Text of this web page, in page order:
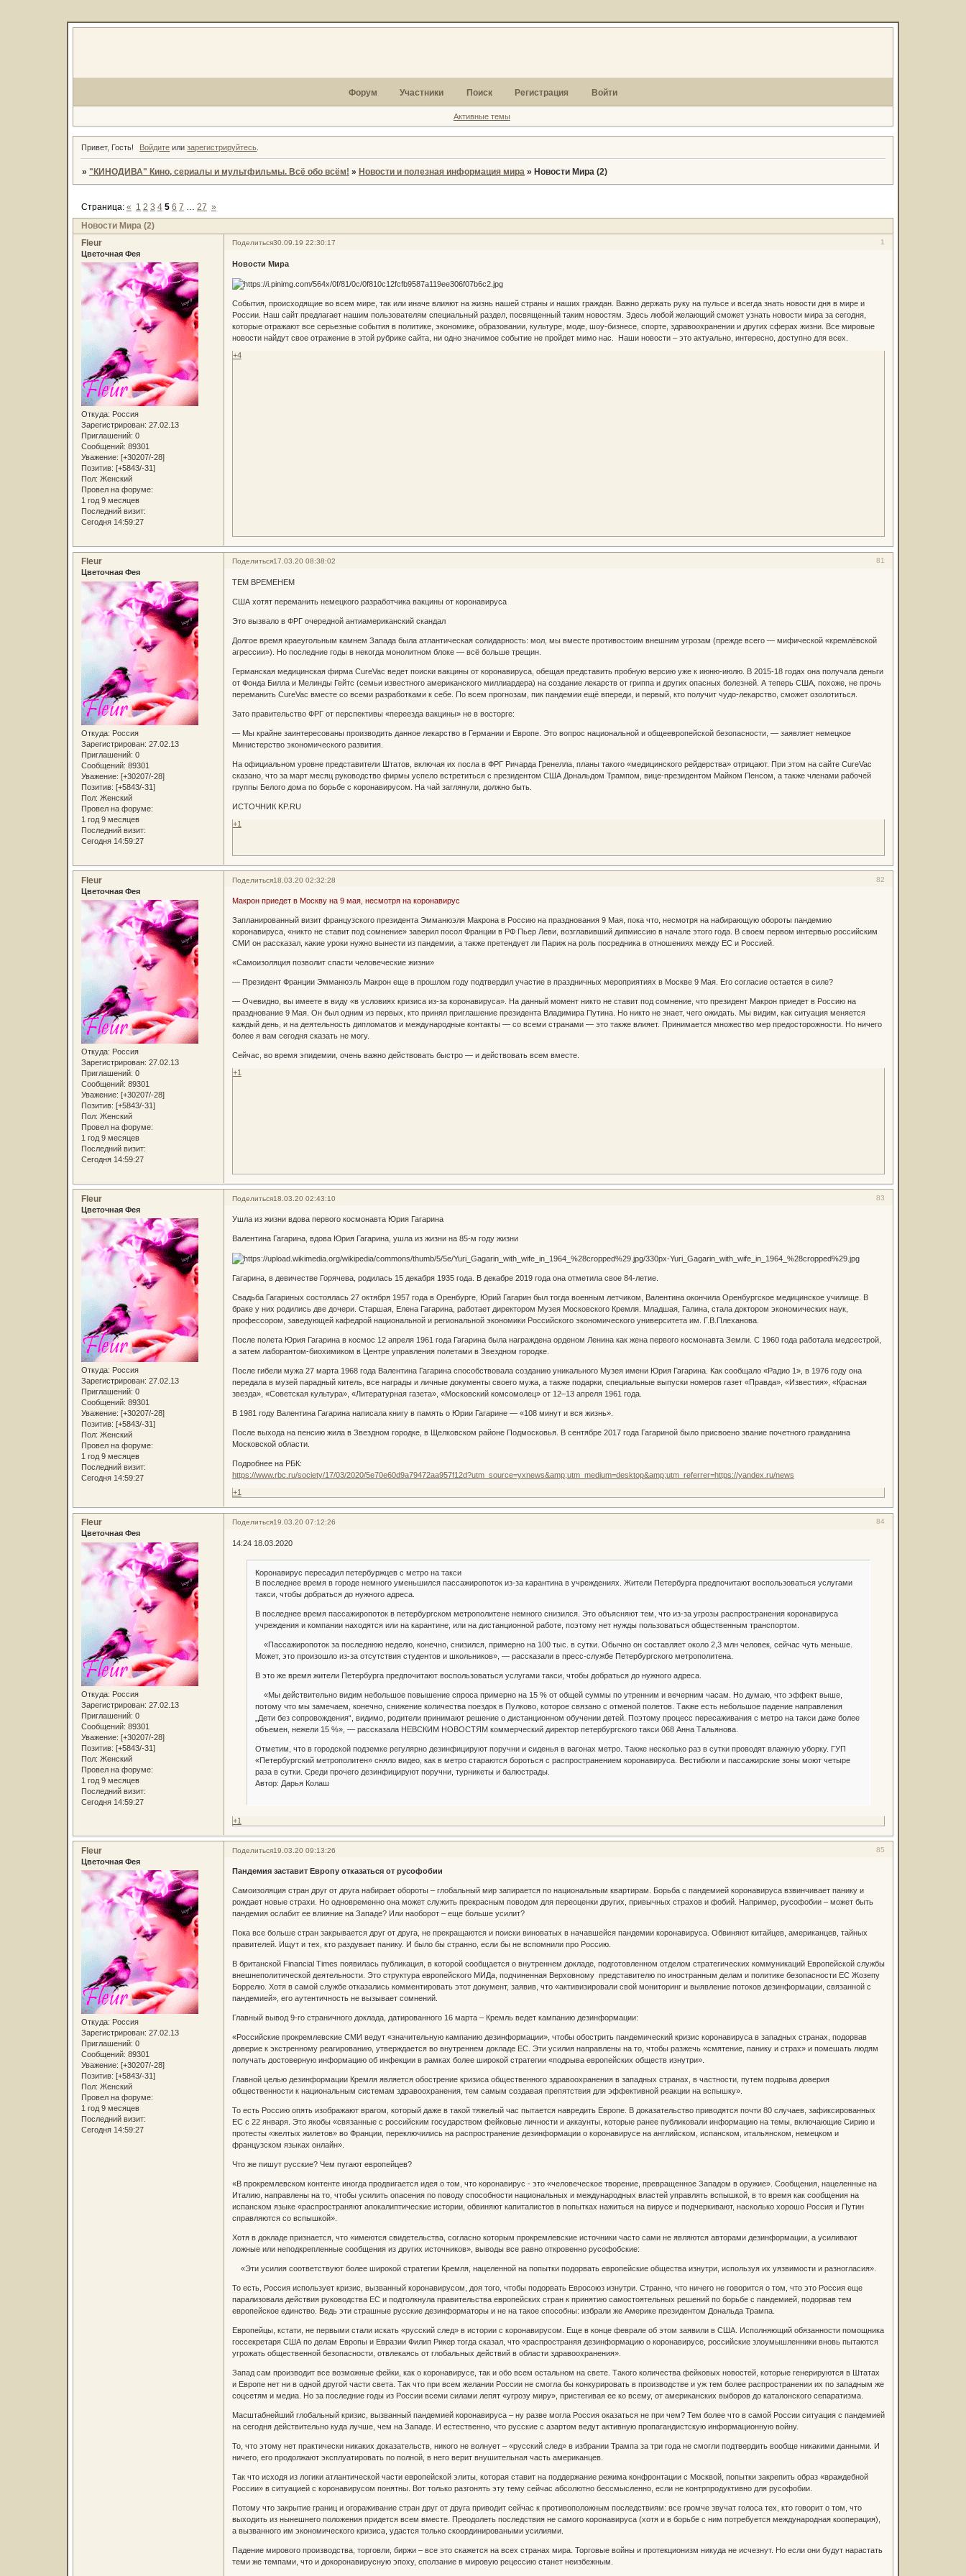
Форум Участники Поиск Регистрация Войти
Активные темы
Привет, Гость! Войдите илизарегистрируйтесь
» "КИНОДИВА" Кино, сериалы и мультфильмы. Всё обо всём! » Новости и полезная информация мира » Новости Мира (2)
Новости Мира (2)
Страница: « 1 2 3 4 5 6 7 … 27 »
Поделиться 1
30.09.19 22:30:17
Fleur
Цветочная Фея
Откуда: Россия
Зарегистрирован: 27.02.13
Приглашений: 0
Сообщений: 89301
Уважение: [+30207/-28]
Позитив: [+5843/-31]
Пол: Женский
Провел на форуме:
1 год 9 месяцев
Последний визит:
Сегодня 14:59:27
Новости Мира
События, происходящие во всем мире, так или иначе влияют на жизнь нашей страны и наших граждан. Важно держать руку на пульсе и всегда знать новости дня в мире и
России. Наш сайт предлагает нашим пользователям специальный раздел, посвященный таким новостям. Здесь любой желающий сможет узнать новости мира за сегодня,
которые отражают все серьезные события в политике, экономике, образовании, культуре, моде, шоу-бизнесе, спорте, здравоохранении и других сферах жизни. Все мировые
новости найдут свое отражение в этой рубрике сайта, ни одно значимое событие не пройдет мимо нас. Наши новости – это актуально, интересно, доступно для всех.
+4
Поделиться 81
17.03.20 08:38:02
Fleur
Цветочная Фея
Откуда: Россия
Зарегистрирован: 27.02.13
Приглашений: 0
Сообщений: 89301
Уважение: [+30207/-28]
Позитив: [+5843/-31]
Пол: Женский
Провел на форуме:
1 год 9 месяцев
Последний визит:
Сегодня 14:59:27
ТЕМ ВРЕМЕНЕМ
США хотят переманить немецкого разработчика вакцины от коронавируса
Это вызвало в ФРГ очередной антиамериканский скандал
Долгое время краеугольным камнем Запада была атлантическая солидарность: мол, мы вместе противостоим внешним угрозам (прежде всего — мифической «кремлёвской
агрессии»). Но последние годы в некогда монолитном блоке — всё больше трещин.
Германская медицинская фирма CureVac ведет поиски вакцины от коронавируса, обещая представить пробную версию уже к июню-июлю. В 2015-18 годах она получала деньги
от Фонда Билла и Мелинды Гейтс (семьи известного американского миллиардера) на создание лекарств от гриппа и других опасных болезней. А теперь США, похоже, не прочь
переманить CureVac вместе со всеми разработками к себе. По всем прогнозам, пик пандемии ещё впереди, и первый, кто получит чудо-лекарство, сможет озолотиться.
Зато правительство ФРГ от перспективы «переезда вакцины» не в восторге:
— Мы крайне заинтересованы производить данное лекарство в Германии и Европе. Это вопрос национальной и общеевропейской безопасности, — заявляет немецкое
Министерство экономического развития.
На официальном уровне представители Штатов, включая их посла в ФРГ Ричарда Гренелла, планы такого «медицинского рейдерства» отрицают. При этом на сайте CureVac
сказано, что за март месяц руководство фирмы успело встретиться с президентом США Дональдом Трампом, вице-президентом Майком Пенсом, а также членами рабочей
группы Белого дома по борьбе с коронавирусом. На чай заглянули, должно быть.
ИСТОЧНИК KP.RU
+1
Поделиться 82
18.03.20 02:32:28
Fleur
Цветочная Фея
Откуда: Россия
Зарегистрирован: 27.02.13
Приглашений: 0
Сообщений: 89301
Уважение: [+30207/-28]
Позитив: [+5843/-31]
Пол: Женский
Провел на форуме:
1 год 9 месяцев
Последний визит:
Сегодня 14:59:27
Макрон приедет в Москву на 9 мая, несмотря на коронавирус
Запланированный визит французского президента Эмманюэля Макрона в Россию на празднования 9 Мая, пока что, несмотря на набирающую обороты пандемию
коронавируса, «никто не ставит под сомнение» заверил посол Франции в РФ Пьер Леви, возглавивший дипмиссию в начале этого года. В своем первом интервью российским
СМИ он рассказал, какие уроки нужно вынести из пандемии, а также претендует ли Париж на роль посредника в отношениях между ЕС и Россией.
«Самоизоляция позволит спасти человеческие жизни»
— Президент Франции Эмманюэль Макрон еще в прошлом году подтвердил участие в праздничных мероприятиях в Москве 9 Мая. Его согласие остается в силе?
— Очевидно, вы имеете в виду «в условиях кризиса из-за коронавируса». На данный момент никто не ставит под сомнение, что президент Макрон приедет в Россию на
празднование 9 Мая. Он был одним из первых, кто принял приглашение президента Владимира Путина. Но никто не знает, чего ожидать. Мы видим, как ситуация меняется
каждый день, и на деятельность дипломатов и международные контакты — со всеми странами — это также влияет. Принимается множество мер предосторожности. Но ничего
более я вам сегодня сказать не могу.
Сейчас, во время эпидемии, очень важно действовать быстро — и действовать всем вместе.
+1
Поделиться 83
18.03.20 02:43:10
Fleur
Цветочная Фея
Откуда: Россия
Зарегистрирован: 27.02.13
Приглашений: 0
Сообщений: 89301
Уважение: [+30207/-28]
Позитив: [+5843/-31]
Пол: Женский
Провел на форуме:
1 год 9 месяцев
Последний визит:
Сегодня 14:59:27
Ушла из жизни вдова первого космонавта Юрия Гагарина
Валентина Гагарина, вдова Юрия Гагарина, ушла из жизни на 85-м году жизни
Гагарина, в девичестве Горячева, родилась 15 декабря 1935 года. В декабре 2019 года она отметила свое 84-летие.
Свадьба Гагариных состоялась 27 октября 1957 года в Оренбурге, Юрий Гагарин был тогда военным летчиком, Валентина окончила Оренбургское медицинское училище. В
браке у них родились две дочери. Старшая, Елена Гагарина, работает директором Музея Московского Кремля. Младшая, Галина, стала доктором экономических наук,
профессором, заведующей кафедрой национальной и региональной экономики Российского экономического университета им. Г.В.Плеханова.
После полета Юрия Гагарина в космос 12 апреля 1961 года Гагарина была награждена орденом Ленина как жена первого космонавта Земли. С 1960 года работала медсестрой,
а затем лаборантом-биохимиком в Центре управления полетами в Звездном городке.
После гибели мужа 27 марта 1968 года Валентина Гагарина способствовала созданию уникального Музея имени Юрия Гагарина. Как сообщало «Радио 1», в 1976 году она
передала в музей парадный китель, все награды и личные документы своего мужа, а также подарки, специальные выпуски номеров газет «Правда», «Известия», «Красная
звезда», «Советская культура», «Литературная газета», «Московский комсомолец» от 12–13 апреля 1961 года.
В 1981 году Валентина Гагарина написала книгу в память о Юрии Гагарине — «108 минут и вся жизнь».
После выхода на пенсию жила в Звездном городке, в Щелковском районе Подмосковья. В сентябре 2017 года Гагариной было присвоено звание почетного гражданина
Московской области.
Подробнее на РБК:
https://www.rbc.ru/society/17/03/2020/5e70e60d9a79472aa957f12d?utm_source=yxnews&amp;utm_medium=desktop&amp;utm_referrer=https://yandex.ru/news
+1
Поделиться 84
19.03.20 07:12:26
Fleur
Цветочная Фея
Откуда: Россия
Зарегистрирован: 27.02.13
Приглашений: 0
Сообщений: 89301
Уважение: [+30207/-28]
Позитив: [+5843/-31]
Пол: Женский
Провел на форуме:
1 год 9 месяцев
Последний визит:
Сегодня 14:59:27
14:24 18.03.2020
Коронавирус пересадил петербуржцев с метро на такси
В последнее время в городе немного уменьшился пассажиропоток из-за карантина в учреждениях. Жители Петербурга предпочитают воспользоваться услугами
такси, чтобы добраться до нужного адреса.
В последнее время пассажиропоток в петербургском метрополитене немного снизился. Это объясняют тем, что из-за угрозы распространения коронавируса
учреждения и компании находятся или на карантине, или на дистанционной работе, поэтому нет нужды пользоваться общественным транспортом.
«Пассажиропоток за последнюю неделю, конечно, снизился, примерно на 100 тыс. в сутки. Обычно он составляет около 2,3 млн человек, сейчас чуть меньше.
Может, это произошло из-за отсутствия студентов и школьников», — рассказали в пресс-службе Петербургского метрополитена.
В это же время жители Петербурга предпочитают воспользоваться услугами такси, чтобы добраться до нужного адреса.
«Мы действительно видим небольшое повышение спроса примерно на 15 % от общей суммы по утренним и вечерним часам. Но думаю, что эффект выше,
потому что мы замечаем, конечно, снижение количества поездок в Пулково, которое связано с отменой полетов. Также есть небольшое падение направления
„Дети без сопровождения“, видимо, родители принимают решение о дистанционном обучении детей. Поэтому процесс пересаживания с метро на такси даже более
объемен, нежели 15 %», — рассказала НЕВСКИМ НОВОСТЯМ коммерческий директор петербургского такси 068 Анна Тальянова.
Отметим, что в городской подземке регулярно дезинфицируют поручни и сиденья в вагонах метро. Также несколько раз в сутки проводят влажную уборку. ГУП
«Петербургский метрополитен» сняло видео, как в метро стараются бороться с распространением коронавируса. Вестибюли и пассажирские зоны моют четыре
раза в сутки. Среди прочего дезинфицируют поручни, турникеты и балюстрады.
Автор: Дарья Колаш
+1
Поделиться 85
19.03.20 09:13:26
Fleur
Цветочная Фея
Откуда: Россия
Зарегистрирован: 27.02.13
Приглашений: 0
Сообщений: 89301
Уважение: [+30207/-28]
Позитив: [+5843/-31]
Пол: Женский
Провел на форуме:
1 год 9 месяцев
Последний визит:
Сегодня 14:59:27
Пандемия заставит Европу отказаться от русофобии
Самоизоляция стран друг от друга набирает обороты – глобальный мир запирается по национальным квартирам. Борьба с пандемией коронавируса взвинчивает панику и
рождает новые страхи. Но одновременно она может служить прекрасным поводом для переоценки других, привычных страхов и фобий. Например, русофобии – может быть
пандемия ослабит ее влияние на Западе? Или наоборот – еще больше усилит?
Пока все больше стран закрывается друг от друга, не прекращаются и поиски виноватых в начавшейся пандемии коронавируса. Обвиняют китайцев, американцев, тайных
правителей. Ищут и тех, кто раздувает панику. И было бы странно, если бы не вспомнили про Россию.
В британской Financial Times появилась публикация, в которой сообщается о внутреннем докладе, подготовленном отделом стратегических коммуникаций Европейской службы
внешнеполитической деятельности. Это структура европейского МИДа, подчиненная Верховному представителю по иностранным делам и политике безопасности ЕС Жозепу
Боррелю. Хотя в самой службе отказались комментировать этот документ, заявив, что «активизировали свой мониторинг и выявление потоков дезинформации, связанной с
пандемией», его аутентичность не вызывает сомнений.
Главный вывод 9-го страничного доклада, датированного 16 марта – Кремль ведет кампанию дезинформации:
«Российские прокремлевские СМИ ведут «значительную кампанию дезинформации», чтобы обострить пандемический кризис коронавируса в западных странах, подорвав
доверие к экстренному реагированию, утверждается во внутреннем докладе ЕС. Эти усилия направлены на то, чтобы разжечь «смятение, панику и страх» и помешать людям
получать достоверную информацию об инфекции в рамках более широкой стратегии «подрыва европейских обществ изнутри».
Главной целью дезинформации Кремля является обострение кризиса общественного здравоохранения в западных странах, в частности, путем подрыва доверия
общественности к национальным системам здравоохранения, тем самым создавая препятствия для эффективной реакции на вспышку».
То есть Россию опять изображают врагом, который даже в такой тяжелый час пытается навредить Европе. В доказательство приводятся почти 80 случаев, зафиксированных
ЕС с 22 января. Это якобы «связанные с российским государством фейковые личности и аккаунты, которые ранее публиковали информацию на темы, включающие Сирию и
протесты «желтых жилетов» во Франции, переключились на распространение дезинформации о коронавирусе на английском, испанском, итальянском, немецком и
французском языках онлайн».
Что же пишут русские? Чем пугают европейцев?
«В прокремлевском контенте иногда продвигается идея о том, что коронавирус - это «человеческое творение, превращенное Западом в оружие». Сообщения, нацеленные на
Италию, направлены на то, чтобы усилить опасения по поводу способности национальных и международных властей управлять вспышкой, в то время как сообщения на
испанском языке «распространяют апокалиптические истории, обвиняют капиталистов в попытках нажиться на вирусе и подчеркивают, насколько хорошо Россия и Путин
справляются со вспышкой».
Хотя в докладе признается, что «имеются свидетельства, согласно которым прокремлевские источники часто сами не являются авторами дезинформации, а усиливают
ложные или неподкрепленные сообщения из других источников», выводы все равно откровенно русофобские:
«Эти усилия соответствуют более широкой стратегии Кремля, нацеленной на попытки подорвать европейские общества изнутри, используя их уязвимости и разногласия».
То есть, Россия использует кризис, вызванный коронавирусом, доя того, чтобы подорвать Евросоюз изнутри. Странно, что ничего не говорится о том, что это Россия еще
парализовала действия руководства ЕС и подтолкнула правительства европейских стран к принятию самостоятельных решений по борьбе с пандемией, подорвав тем
европейское единство. Ведь эти страшные русские дезинформаторы и не на такое способны: избрали же Америке президентом Дональда Трампа.
Европейцы, кстати, не первыми стали искать «русский след» в истории с коронавирусом. Еще в конце феврале об этом заявили в США. Исполняющий обязанности помощника
госсекретаря США по делам Европы и Евразии Филип Рикер тогда сказал, что «распространяя дезинформацию о коронавирусе, российские злоумышленники вновь пытаются
угрожать общественной безопасности, отвлекаясь от глобальных действий в области здравоохранения».
Запад сам производит все возможные фейки, как о коронавирусе, так и обо всем остальном на свете. Такого количества фейковых новостей, которые генерируются в Штатах
и Европе нет ни в одной другой части света. Так что при всем желании России не смогла бы конкурировать в производстве и уж тем более распространении их по западным же
соцсетям и медиа. Но за последние годы из России всеми силами лепят «угрозу миру», пристегивая ее ко всему, от американских выборов до каталонского сепаратизма.
Масштабнейший глобальный кризис, вызванный пандемией коронавируса – ну разве могла Россия оказаться не при чем? Тем более что в самой России ситуация с пандемией
на сегодня действительно куда лучше, чем на Западе. И естественно, что русские с азартом ведут активную пропагандистскую информационную войну.
То, что этому нет практически никаких доказательств, никого не волнует – «русский след» в избрании Трампа за три года не смогли подтвердить вообще никакими данными. И
ничего, его продолжают эксплуатировать по полной, в него верит внушительная часть американцев.
Так что исходя из логики атлантической части европейской элиты, которая ставит на поддержание режима конфронтации с Москвой, попытки закрепить образ «враждебной
России» в ситуацией с коронавирусом понятны. Вот только разгонять эту тему сейчас абсолютно бессмысленно, если не контрпродуктивно для русофобии.
Потому что закрытие границ и огораживание стран друг от друга приводит сейчас к противоположным последствиям: все громче звучат голоса тех, кто говорит о том, что
выходить из нынешнего положения придется всем вместе. Преодолеть последствия не самого коронавируса (хотя и в борьбе с ним потребуется международная кооперация),
а вызванного им экономического кризиса, удастся только скоординироваными усилиями.
Падение мирового производства, торговли, биржи – все это скажется на всех странах мира. Торговые войны и протекционизм никуда не исчезнут. Но если они будут нарастать
теми же темпами, что и докоронавирусную эпоху, сползание в мировую рецессию станет неизбежным.